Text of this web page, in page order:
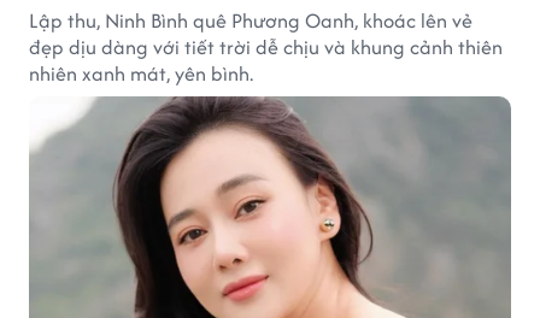
Lập thu, Ninh Bình quê Phương Oanh, khoác lên vẻ
đẹp dịu dàng với tiết trời dễ chịu và khung cảnh thiên
nhiên xanh mát, yên bình.